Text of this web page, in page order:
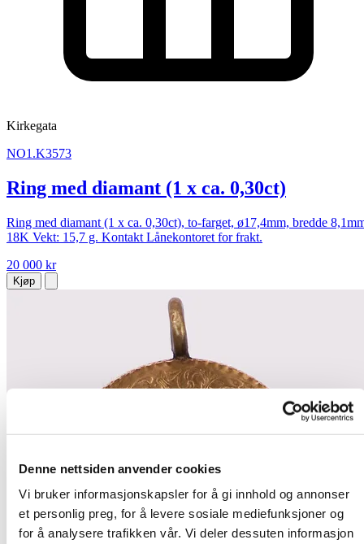
Denne nettsiden anvender cookies
Vi bruker informasjonskapsler for å gi innhold og annonser
et personlig preg, for å levere sosiale mediefunksjoner og
for å analysere trafikken vår. Vi deler dessuten informasjon
Kirkegata
NO1.K3573
Ring med diamant (1 x ca. 0,30ct)
Ring med diamant (1 x ca. 0,30ct), to-farget, ø17,4mm, bredde
18K Vekt: 15,7 g. Kontakt Lånekontoret for frakt.
20 000 kr
Kjøp